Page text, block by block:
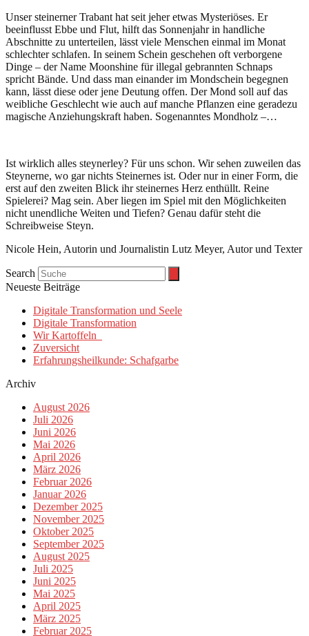
Unser steinerner Trabant hat seit jeher etwas Mysteriöses. Er
beeinflusst Ebbe und Flut, hilft das Sonnenjahr in handliche
Abschnitte zu unterteilen, lässt viele Menschen einmal im Monat
schlechter schlafen. In seinem Schein geschehen oft verborgene
Dinge – der Name Moonshine für illegal gebrannten Schnaps
spricht Bände. Und dass man einander im Mondschein begegnen
kann, lässt diese oder jene Deutung offen. Der Mond soll auf das
weibliche Geschlecht wie auch auf manche Pflanzen eine geradezu
magische Anziehungskraft haben. Sogenanntes Mondholz –…
Ist wirklich alles steynerley? Für uns schon. Wir sehen zuweilen das
Steynerne, wo gar nichts Steinernes ist. Oder nur in einer Form, die
erst auf den zweiten Blick ihr steinernes Herz enthüllt. Reine
Spielerei? Mag sein. Aber liegen im Spiel mit den Möglichkeiten
nicht unendliche Weiten und Tiefen? Genau dafür steht die
Schreibweise Steyn.
Nicole Hein, Autorin und Journalistin Lutz Meyer, Autor und Texter
Search
Neueste Beiträge
Digitale Transformation und Seele
Digitale Transformation
Wir Kartoffeln
Zuversicht
Erfahrungsheilkunde: Schafgarbe
Archiv
August 2026
Juli 2026
Juni 2026
Mai 2026
April 2026
März 2026
Februar 2026
Januar 2026
Dezember 2025
November 2025
Oktober 2025
September 2025
August 2025
Juli 2025
Juni 2025
Mai 2025
April 2025
März 2025
Februar 2025